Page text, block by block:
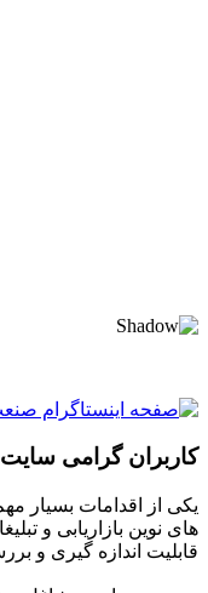
کاربران گرامی
یکی از اقدامات بسیار
های نوین بازاریابی و
قابلیت اندازه گیری و